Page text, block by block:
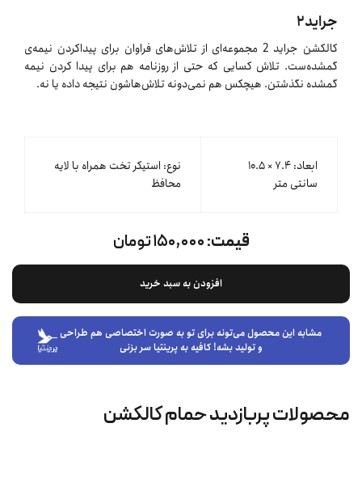
جراید۲
کالکشن جراید 2 مجموعه‌ای از تلاش‌های فراوان برای پیداکردن نیمه‌ی
گمشده‌ست. تلاش کسایی که حتی از روزنامه هم برای پیدا کردن نیمه
گمشده نگذشتن. هیچکس هم نمی‌دونه تلاش‌هاشون نتیجه داده یا نه.
ابعاد: ۷.۴ × ۱۰.۵
سانتی متر
نوع: استیکر تخت همراه با لایه
محافظ
قیمت:۱۵۰,۰۰۰ تومان
افزودن به سبد خرید
مشابه این محصول می‌تونه برای تو به صورت اختصاصی هم طراحی
و تولید بشه! کافیه به پرینتیا سر بزنی
محصولات پربازدید حمام کالکشن